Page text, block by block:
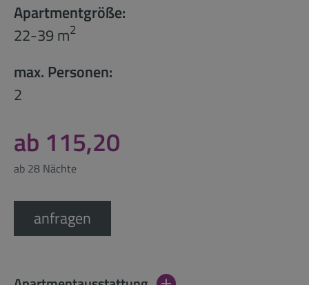
Apartmentgröße:
22-39 m2
max. Personen:
2
ab 115,20
ab 28 Nächte
anfragen